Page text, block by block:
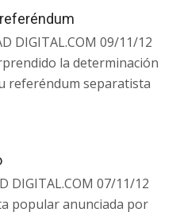
DIGITAL.COM 09/11/12
la determinación
referéndum separatista
DIGITAL.COM 07/11/12
popular anunciada por